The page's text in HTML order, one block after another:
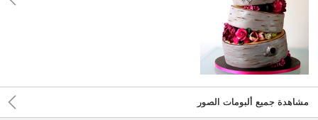
مشاهدة جميع ألبومات الصور